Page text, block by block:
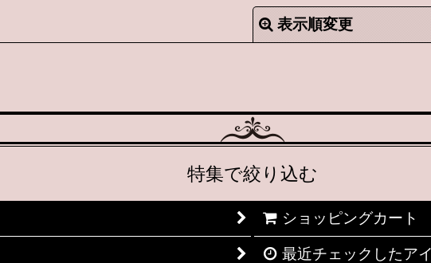
表示順変更
絞り込む
特集で絞り込む
ショッピングカート
最近チェックしたア